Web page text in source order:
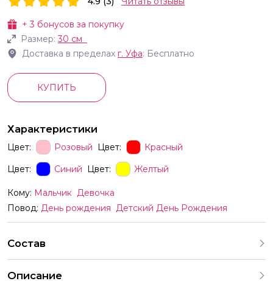
+3 бонусов за покупку
Размер:30 см
Доставка в пределах г. Уфа: Бесплатно
КУПИТЬ
Характеристики
Цвет: Розовый Цвет:
Красный
Цвет:
Синий Цвет: Желтый
Кому: Мальчик Девочка
Повод: День рождения Детский День Рождения
Состав
Описание